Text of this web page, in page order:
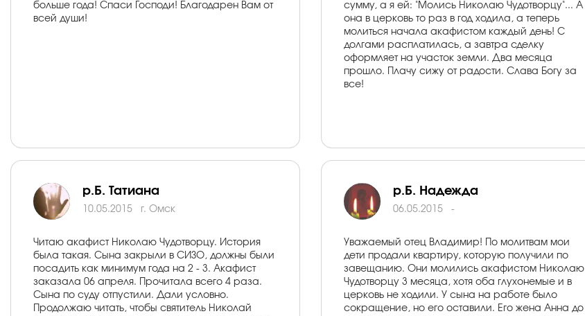
больше года! Спаси Господи! Благодарен Вам от
всей души!
сумму, а я ей: "Молись Николаю Чудотворцу"... А
она в церковь то раз в год ходила, а теперь
молиться начала акафистом каждый день! С
долгами расплатилась, а завтра сделку
оформляет на участок земли. Два месяца
прошло. Плачу сижу от радости. Слава Богу за
все!
р.Б. Татиана
10.05.2015 г. Омск
Читаю акафист Николаю Чудотворцу. История
была такая. Сына закрыли в СИЗО, должны были
посадить как минимум года на 2 - 3. Акафист
заказала 06 апреля. Прочитала всего 4 раза.
Сына по суду отпустили. Дали условно.
Продолжаю читать, чтобы святитель Николай
р.Б. Надежда
06.05.2015 -
Уважаемый отец Владимир! По молитвам мои
дети продали квартиру, которую получили по
завещанию. Они молились акафистом Николаю
Чудотворцу 3 месяца, хотя оба глухонемые и в
церковь не ходили. У сына на работе было
сокращение, но его оставили. Его жена Анна до